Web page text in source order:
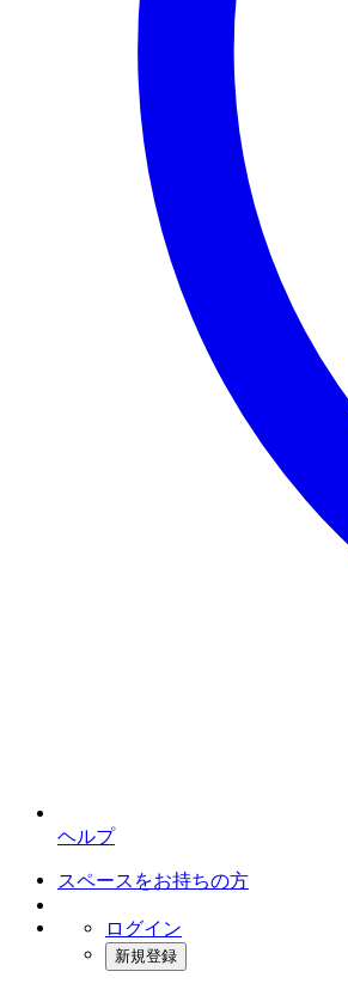
ヘルプ
スペースをお持ちの方
ログイン
新規登録